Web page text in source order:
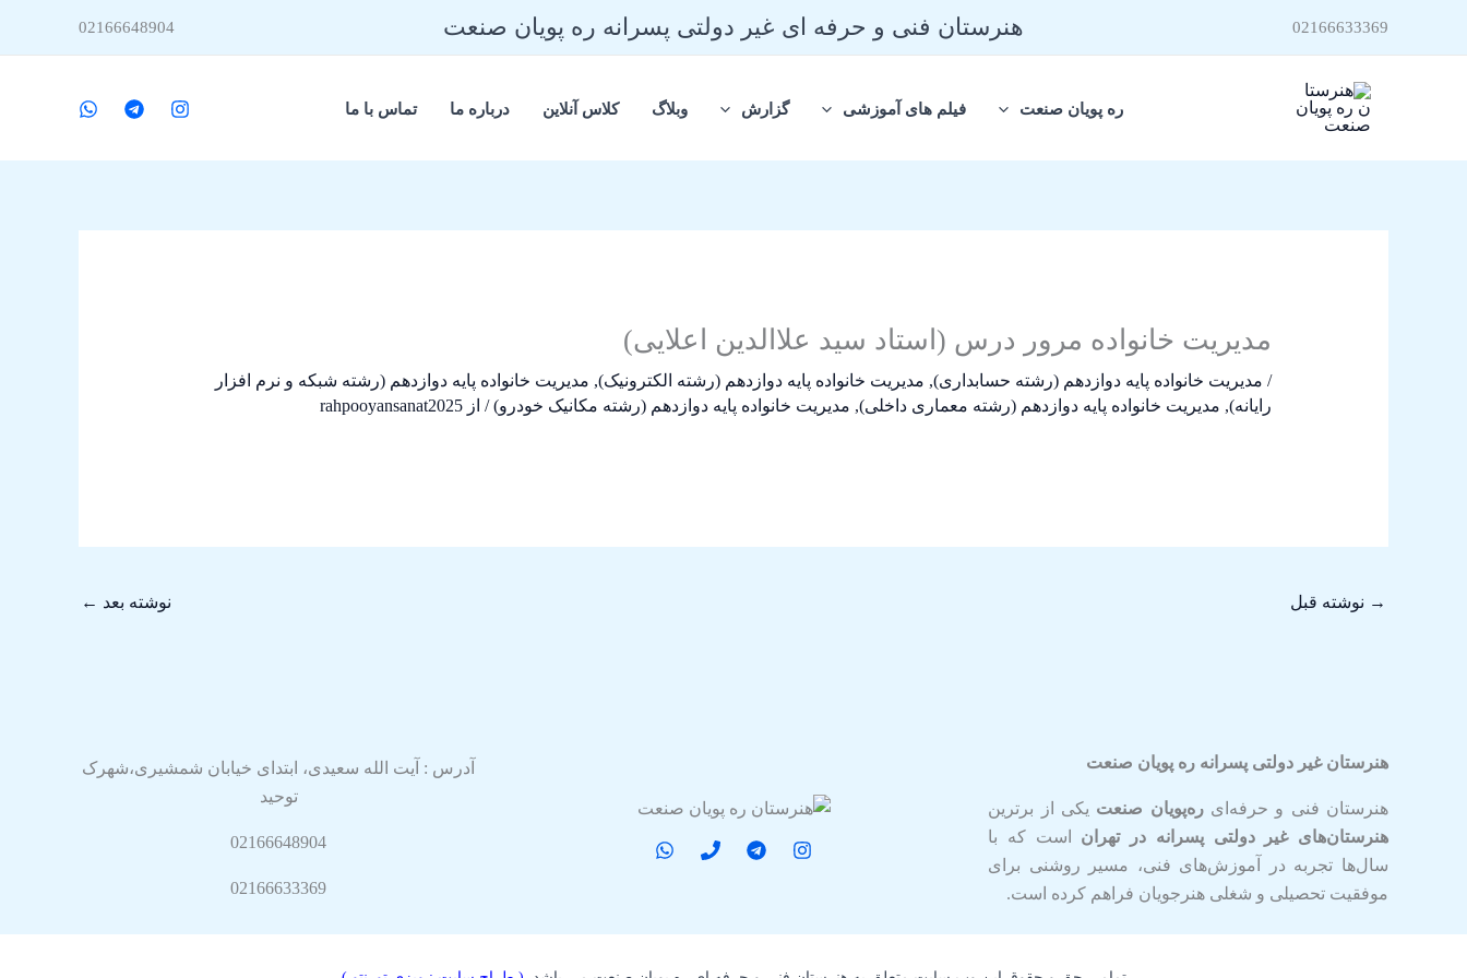
02166633369 هنرستان فنی و حرفه ای غیر دولتی پسرانه ره پویان صنعت 02166648904
ره پویان صنعت فیلم های آموزشی گزارش وبلاگ کلاس آنلاین درباره ما تماس با ما
مدیریت خانواده مرور درس (استاد سید علاالدین اعلایی)
/ مدیریت خانواده پایه دوازدهم (رشته حسابداری), مدیریت خانواده پایه دوازدهم (رشته الکترونیک), مدیریت خانواده پایه دوازدهم (رشته شبکه و نرم افزار
رایانه), مدیریت خانواده پایه دوازدهم (رشته معماری داخلی), مدیریت خانواده پایه دوازدهم (رشته مکانیک خودرو)/ از rahpooyansanat2025
→ نوشته قبل نوشته بعد ←
هنرستان غیر دولتی پسرانه ره پویان صنعت
هنرستان فنی و حرفه‌ایره‌پویان صنعت یکی از برترین
هنرستان‌های غیر دولتی پسرانه در تهران است که با
سال‌ها تجربه در آموزش‌های فنی، مسیر روشنی برای
موفقیت تحصیلی و شغلی هنرجویان فراهم کرده است.
آدرس : آیت الله سعیدی، ابتدای خیابان شمشیری،شهرک
توحید
02166648904
02166633369